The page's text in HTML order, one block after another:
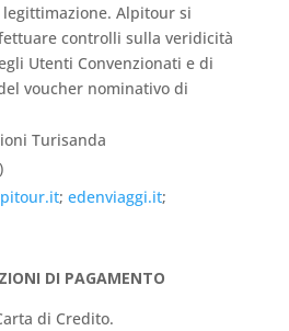
Alpitour si
controlli sulla veridicità
Utenti Convenzionati e di
voucher nominativo di
Turisanda
; edenviaggi.it;
DI PAGAMENTO
di Credito.